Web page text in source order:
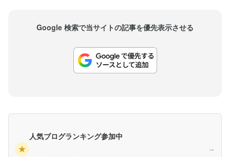
Google 検索で当サイトの記事を優先表示させる
★
人気ブログランキング参加中
→